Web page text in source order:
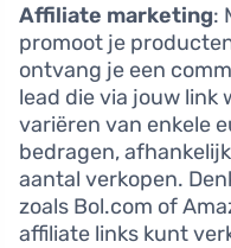
Affiliate marketing:
promoot je
ontvang je een
lead die via jouw link
variëren van enkele
bedragen,
aantal verkopen.
zoals Bol.com of
affiliate links kunt